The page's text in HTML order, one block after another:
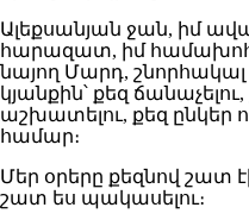
Ալեքսանյան ջան, իմ
հարազատ, իմ համախոհ,
նայող Մարդ,
կյանքին՝ քեզ
աշխատելու, քեզ ընկեր
համար։
Մեր օրերը քեզնով շատ
շատ ես պակասելու։